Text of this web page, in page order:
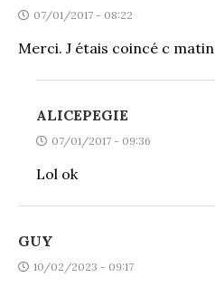
07/01/2017 - 08:22
Merci. J étais coincé c matin
ALICEPEGIE
07/01/2017 - 09:36
Lol ok
GUY
10/02/2023 - 09:17